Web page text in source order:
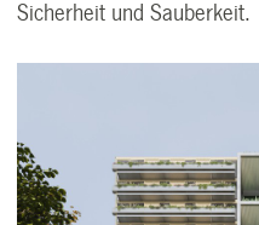
Sicherheit und Sauberkeit.